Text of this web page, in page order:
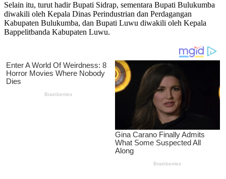
Selain itu, turut hadir Bupati Sidrap, sementara Bupati Bulukumba
diwakili oleh Kepala Dinas Perindustrian dan Perdagangan
Kabupaten Bulukumba, dan Bupati Luwu diwakili oleh Kepala
Bappelitbanda Kabupaten Luwu.